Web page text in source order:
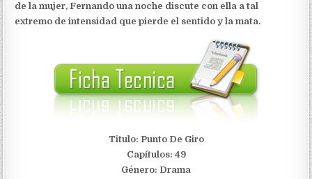
de la mujer, Fernando una noche discute con ella a tal
extremo de intensidad que pierde el sentido y la mata.
Titulo: Punto De Giro
Capítulos: 49
Género: Drama